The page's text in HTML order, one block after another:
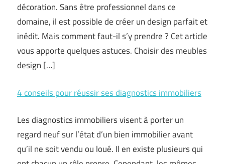
décoration. Sans être professionnel dans ce
domaine, il est possible de créer un design parfait et
inédit. Mais comment faut-il s’y prendre ? Cet article
vous apporte quelques astuces. Choisir des meubles
design […]
4 conseils pour réussir ses diagnostics immobiliers
Les diagnostics immobiliers visent à porter un
regard neuf sur l’état d’un bien immobilier avant
qu’il ne soit vendu ou loué. Il en existe plusieurs qui